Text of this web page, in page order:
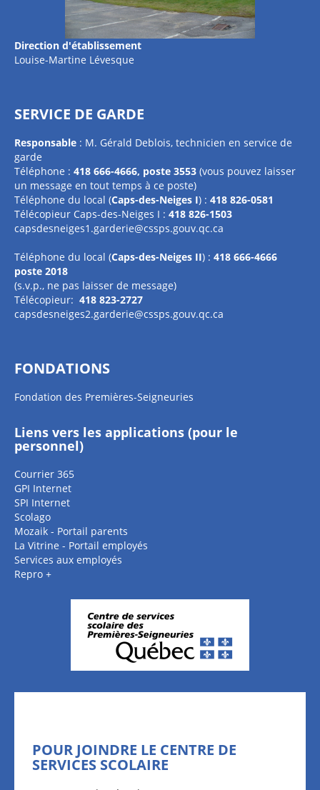
Direction d'établissement
Louise-Martine Lévesque
SERVICE DE GARDE
Responsable : M. Gérald Deblois, technicien en service de
garde
Téléphone : 418 666-4666, poste 3553 (vous pouvez laisser
un message en tout temps à ce poste)
Téléphone du local (Caps-des-Neiges I) : 418 826-0581
Télécopieur Caps-des-Neiges I : 418 826-1503
capsdesneiges1.garderie@cssps.gouv.qc.ca
Téléphone du local (Caps-des-Neiges II) : 418 666-4666
poste 2018
(s.v.p., ne pas laisser de message)
Télécopieur: 418 823-2727
capsdesneiges2.garderie@cssps.gouv.qc.ca
FONDATIONS
Fondation des Premières-Seigneuries
Liens vers les applications (pour le
personnel)
Courrier 365
GPI Internet
SPI Internet
Scolago
Mozaik - Portail parents
La Vitrine - Portail employés
Services aux employés
Repro +
POUR JOINDRE LE CENTRE DE
SERVICES SCOLAIRE